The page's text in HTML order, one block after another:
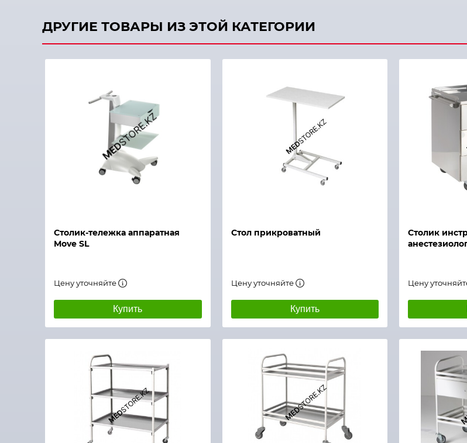
ДРУГИЕ ТОВАРЫ ИЗ ЭТОЙ КАТЕГОРИИ
Столик-тележка аппаратная
Move SL
Цену уточняйте
Купить
Стол прикроватный
Цену уточняйте
Купить
Столик
Цену
Быстрый